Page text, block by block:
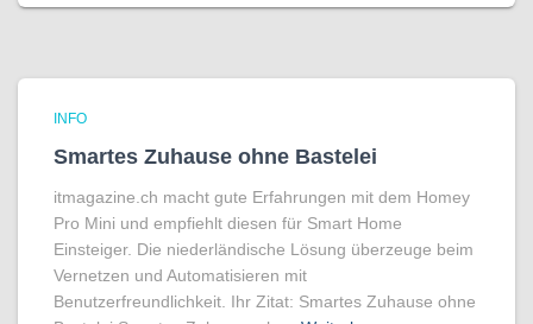
INFO
Smartes Zuhause ohne Bastelei
itmagazine.ch macht gute Erfahrungen mit dem Homey
Pro Mini und empfiehlt diesen für Smart Home
Einsteiger. Die niederländische Lösung überzeuge beim
Vernetzen und Automatisieren mit
Benutzerfreundlichkeit. Ihr Zitat: Smartes Zuhause ohne